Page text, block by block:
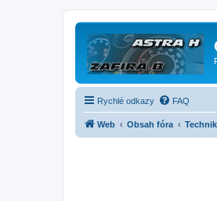
Rychlé odkazy FAQ
Web Obsah fóra